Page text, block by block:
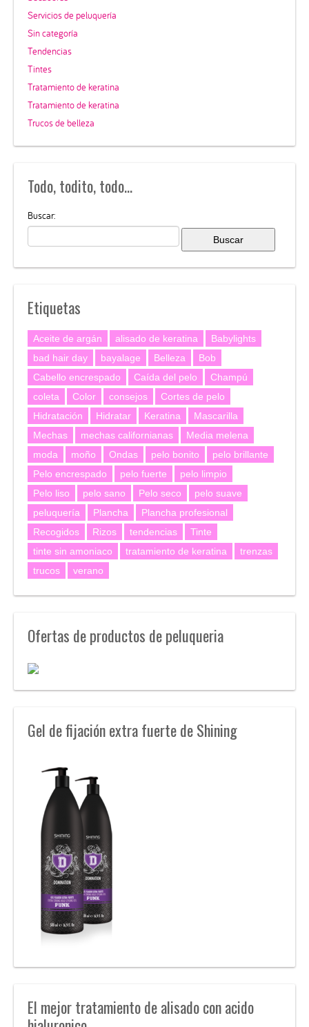
Servicios de peluquería
Sin categoría
Tendencias
Tintes
Tratamiento de keratina
Tratamiento de keratina
Trucos de belleza
Todo, todito, todo…
Buscar:
Etiquetas
Aceite de argán alisado de keratina
Babylights
bad hair day
bayalage Belleza
Bob
Cabello encrespado
Caída del pelo
Champú
coleta
Color consejos
Cortes de pelo
Hidratación
Hidratar Keratina
Mascarilla
Mechas
mechas californianas
Media melena
moda
moño Ondas pelo bonito
pelo brillante
Pelo encrespado
pelo fuerte
pelo limpio
Pelo liso
pelo sano Pelo seco
pelo suave
peluquería
Plancha
Plancha profesional
Recogidos
Rizos tendencias
Tinte
tinte sin amoniaco
tratamiento de keratina
trenzas
trucos
verano
Ofertas de productos de peluqueria
Gel de fijación extra fuerte de Shining
El mejor tratamiento de alisado con acido